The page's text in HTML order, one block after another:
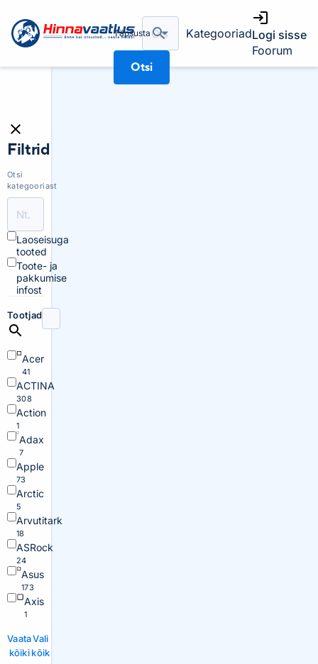
Täpsusta
Otsi
KategooriadLogi sisse
Foorum
Filtrid
Otsi
kategooriast
Laoseisuga
tooted
Toote- ja
pakkumise
infost
Tootjad
Acer
41
ACTINA
308
Action
1
Adax
7
Apple
73
Arctic
5
Arvutitark
18
ASRock
24
Asus
173
Axis
1
Vaata
kõiki
Vali
kõik